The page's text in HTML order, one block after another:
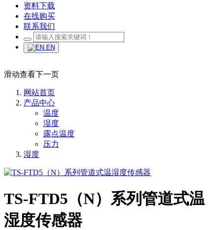
资料下载
在线购买
联系我们
EN
滑动查看下一页
网站首页
产品中心
温度
湿度
露点温度
压力
湿度
TS-FTD5（N）系列管道式温
湿度传感器